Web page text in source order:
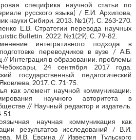
специфика научной статьи по
русского языка) / Е.И. Архипова,
науки Сибири. 2013. №1(7). С. 263-270.
Е.В. Стратегии перевода научных
Bulletin. 2022. №1(29). С. 79-82.
интегративного подхода в
переводчиков в вузе / А.Б.
// Интеграция в образовании: проблемы
24 сентября 2017 года.
государственный педагогический
2017. С. 71-75.
как элемент научной коммуникации:
научного авторитета в
// Научный редактор и издатель.
научная коммуникация как
результатов исследований / В.И.
М.В. Евсина // Известия Тульского